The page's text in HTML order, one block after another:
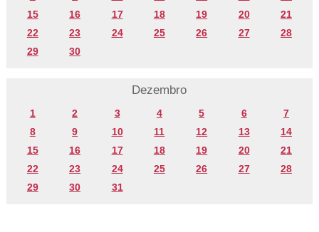
15
16 17 18 19 20
21
22
23 24 25 26 27
28
29
30
Dezembro
1 2 3 4 5 6
7
8
9 10 11 12 13
14
15
16 17 18 19 20
21
22
23 24 25 26 27
28
29
30 31